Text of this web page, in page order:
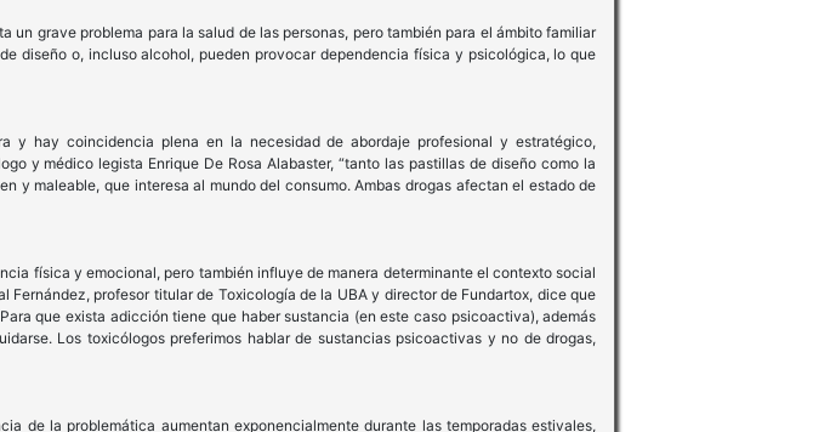
grave problema para la salud de las personas, pero también para el ámbito familiar
diseño o, incluso alcohol, pueden provocar dependencia física y psicológica, lo que
hay coincidencia plena en la necesidad de abordaje profesional y estratégico,
y médico legista Enrique De Rosa Alabaster, “tanto las pastillas de diseño como la
y maleable, que interesa al mundo del consumo. Ambas drogas afectan el estado de
física y emocional, pero también influye de manera determinante el contexto social
profesor titular de Toxicología de la UBA y director de Fundartox, dice que
que exista adicción tiene que haber sustancia (en este caso psicoactiva), además
Los toxicólogos preferimos hablar de sustancias psicoactivas y no de drogas,
de la problemática aumentan exponencialmente durante las temporadas estivales,